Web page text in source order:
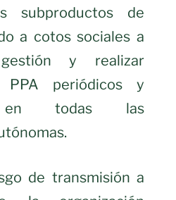
subproductos de
a cotos sociales a
y realizar
PPA periódicos y
en todas las
de transmisión a